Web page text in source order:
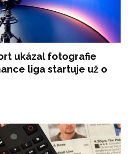
ukázal fotografie
liga startuje už o